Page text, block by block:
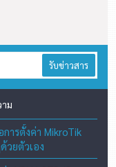
รับข่าวสาร
ม